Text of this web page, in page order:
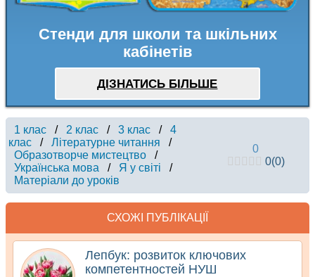
Стенди для школи та шкільних
кабінетів
ДІЗНАТИСЬ БІЛЬШЕ
1 клас / 2 клас / 3 клас /
4
клас
/ Літературне читання
/
Образотворче мистецтво
/
Українська мова
/ Я у світі
/
Матеріали до уроків
0
0(0)
СХОЖІ ПУБЛІКАЦІЇ
Лепбук: розвиток ключових
компетентностей НУШ